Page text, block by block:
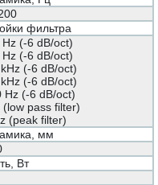
фильтра
(-6 dB/oct)
(-6 dB/oct)
(-6 dB/oct)
(-6 dB/oct)
(-6 dB/oct)
pass filter)
(peak filter)
мм
Вт